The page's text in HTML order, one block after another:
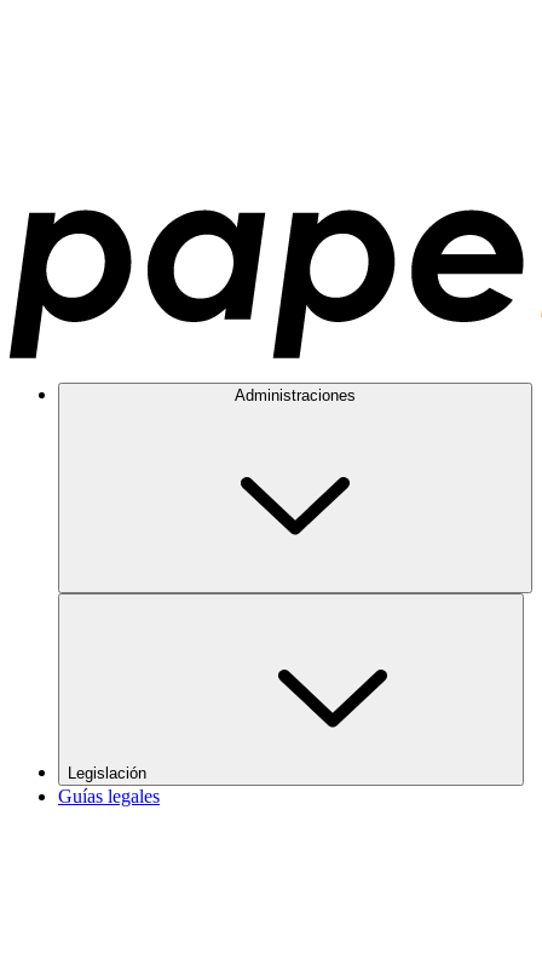
Administraciones
Legislación
Guías legales